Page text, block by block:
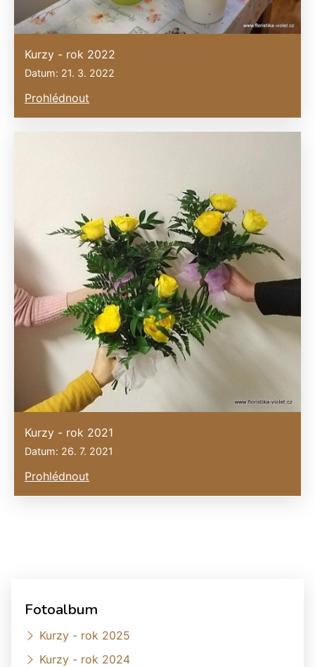
Kurzy - rok 2022
Datum: 21. 3. 2022
Prohlédnout
Kurzy - rok 2021
Datum: 26. 7. 2021
Prohlédnout
Fotoalbum
Kurzy - rok 2025
Kurzy - rok 2024